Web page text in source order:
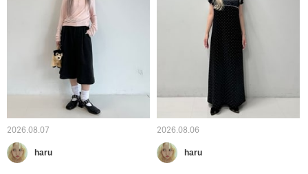
2026.08.07
haru
2026.08.06
haru